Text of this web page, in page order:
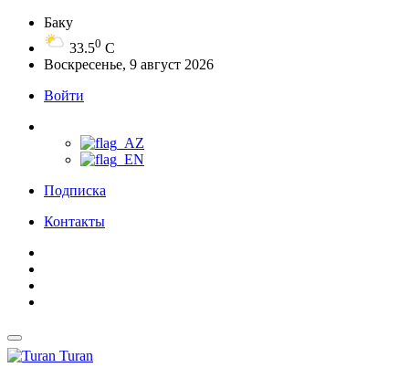
Баку
33.50 C
Воскресенье, 9 август 2026
Войти
Подписка
Контакты
Turan